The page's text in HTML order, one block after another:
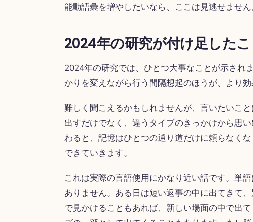
能動語彙を増やしたいなら、ここは見逃せません
2024年の研究が付け足したこ
2024年の研究では、ひとつ大事なことが示され
かりを変えながら行う間隔想起のほうが、より
難しく聞こえるかもしれませんが、言いたいこ
出すだけでなく、違うタイプのきっかけから思
わると、記憶はひとつの通り道だけに頼らなく
できていきます。
これは実際の言語使用にかなり近い話です。単
ありません。ある日は短い返事の中に出てきて
で見かけることもあれば、新しい場面の中で出